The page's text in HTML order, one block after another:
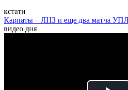
кстати
Карпаты – ЛНЗ и еще два матча
видео дня